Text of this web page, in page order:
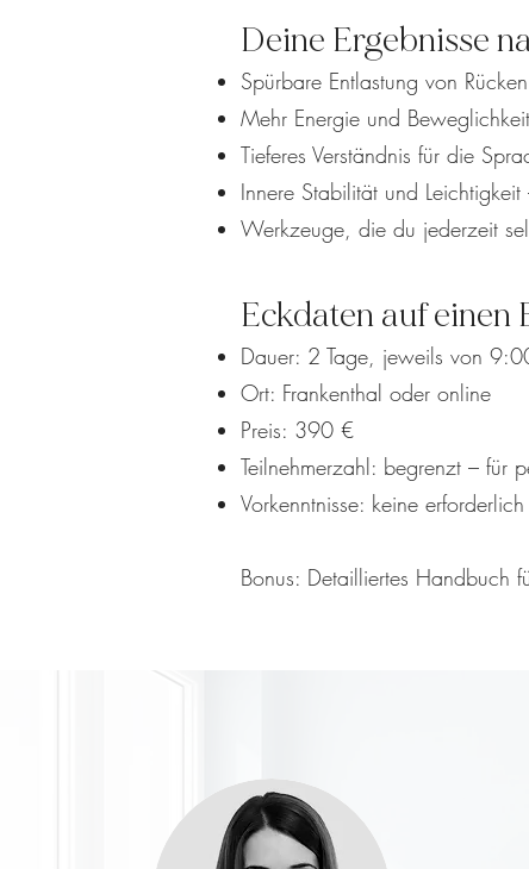
Deine Ergebnisse
Spürbare Entlastung von
Mehr Energie und
Tieferes Verständnis für die
Innere Stabilität und
Werkzeuge, die du jederzeit
Eckdaten auf einen
Dauer: 2 Tage, jeweils von
Ort: Frankenthal oder online
Preis: 390 €
Teilnehmerzahl: begrenzt – für
Vorkenntnisse: keine erforderlich
Bonus: Detailliertes Handbuch